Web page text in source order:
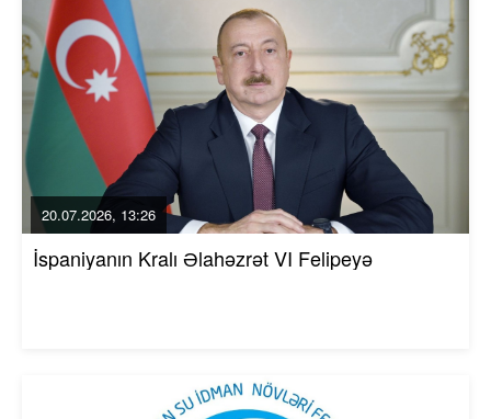
20.07.2026, 13:26
İspaniyanın Kralı Əlahəzrət VI Felipeyə